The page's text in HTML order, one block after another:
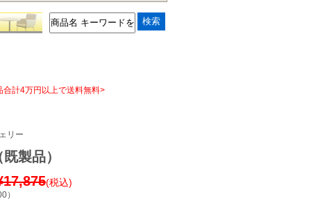
合計4万円以上で送料無料>
リー
製品）
(税込)
）